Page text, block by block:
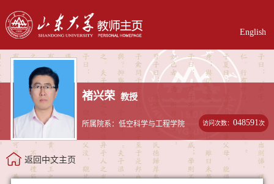
English
褚兴荣 教授
所属院系：低空科学与工程学院 访问次数：048591次
返回中文主页